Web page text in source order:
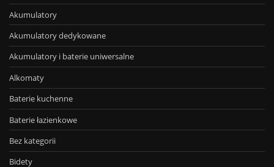
Akumulatory
Akumulatory dedykowane
Akumulatory i baterie uniwersalne
Alkomaty
Baterie kuchenne
Baterie łazienkowe
Bez kategorii
Bidety